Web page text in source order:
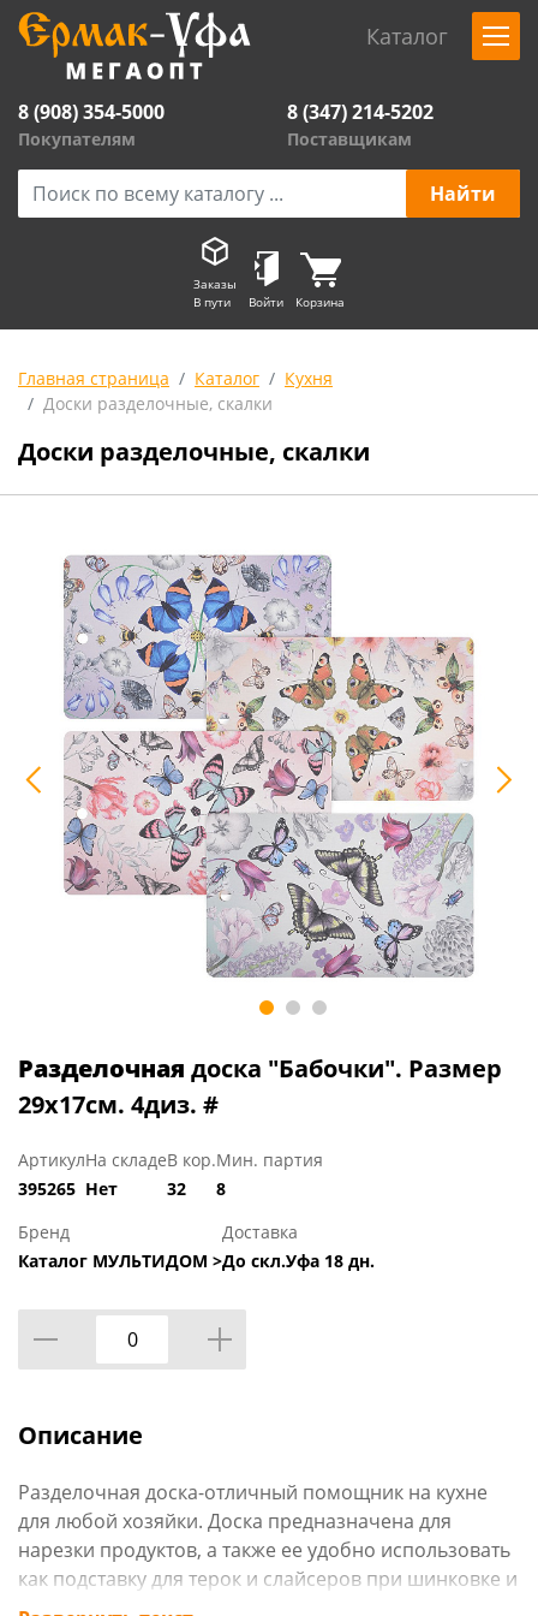
Каталог
8 (908) 354-5000
Покупателям
8 (347) 214-5202
Поставщикам
Заказы
В пути
Войти Корзина
Главная страница Каталог
Кухня
Доски разделочные, скалки
Доски разделочные, скалки
Разделочная доска "Бабочки". Размер
29х17см. 4диз. #
Артикул
395265
На складе
Нет
В кор.
32
Мин. партия
8
Бренд
Каталог МУЛЬТИДОМ >
Доставка
До скл.Уфа 18 дн.
Описание
Разделочная доска-отличный помощник на кухне
для любой хозяйки. Доска предназначена для
нарезки продуктов, а также ее удобно использовать
как подставку для терок и слайсеров при шинковке и
нарезке овощей, фруктов, сыра, хлеба, разделки